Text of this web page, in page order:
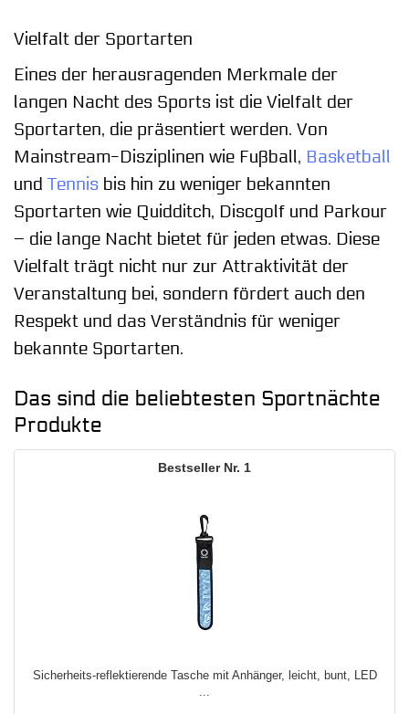
Vielfalt der Sportarten
Eines der herausragenden Merkmale der
langen Nacht des Sports ist die Vielfalt der
Sportarten, die präsentiert werden. Von
Mainstream-Disziplinen wie Fußball, Basketball
und Tennis bis hin zu weniger bekannten
Sportarten wie Quidditch, Discgolf und Parkour
– die lange Nacht bietet für jeden etwas. Diese
Vielfalt trägt nicht nur zur Attraktivität der
Veranstaltung bei, sondern fördert auch den
Respekt und das Verständnis für weniger
bekannte Sportarten.
Das sind die beliebtesten Sportnächte
Produkte
1
Sicherheits-reflektierende Tasche mit Anhänger, leicht, bunt, LED